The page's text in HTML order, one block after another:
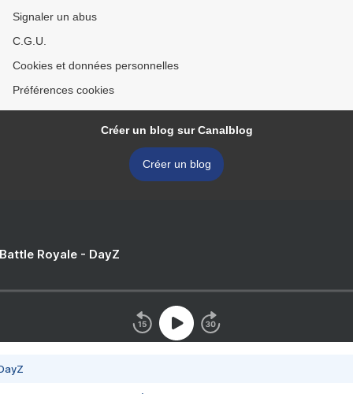
Signaler un abus
C.G.U.
Cookies et données personnelles
Préférences cookies
Créer un blog sur Canalblog
Créer un blog
Royale - DayZ